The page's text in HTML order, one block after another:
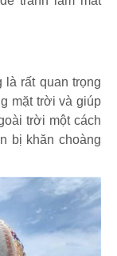
là rất quan trọng
mặt trời và giúp
trời một cách
bị khăn choàng